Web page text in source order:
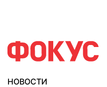
НОВОСТИ